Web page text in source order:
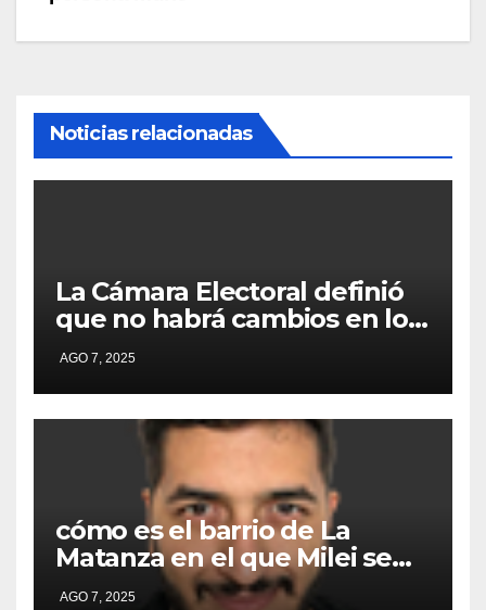
Noticias relacionadas
La Cámara Electoral definió
que no habrá cambios en los
lugares de votación en La
Matanza
AGO 7, 2025
cómo es el barrio de La
Matanza en el que Milei se
sacó la foto de lanzamiento
AGO 7, 2025